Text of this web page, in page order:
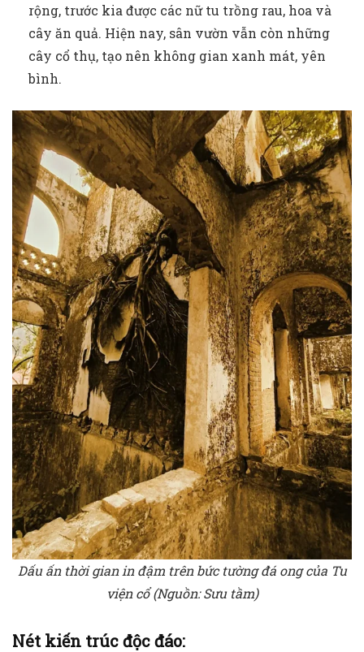
rộng, trước kia được các nữ tu trồng rau, hoa và
cây ăn quả. Hiện nay, sân vườn vẫn còn những
cây cổ thụ, tạo nên không gian xanh mát, yên
bình.
Dấu ấn thời gian in đậm trên bức tường đá ong của Tu
viện cổ (Nguồn: Sưu tầm)
Nét kiến trúc độc đáo: